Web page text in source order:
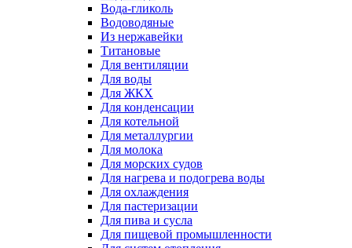
Вода-гликоль
Водоводяные
Из нержавейки
Титановые
Для вентиляции
Для воды
Для ЖКХ
Для конденсации
Для котельной
Для металлургии
Для молока
Для морских судов
Для нагрева и подогрева воды
Для охлаждения
Для пастеризации
Для пива и сусла
Для пищевой промышленности